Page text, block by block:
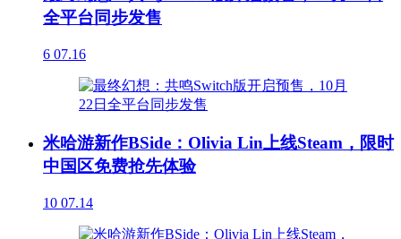
全平台同步发售
6 07.16
米哈游新作BSide：Olivia Lin上线Steam，限时
中国区免费抢先体验
10 07.14